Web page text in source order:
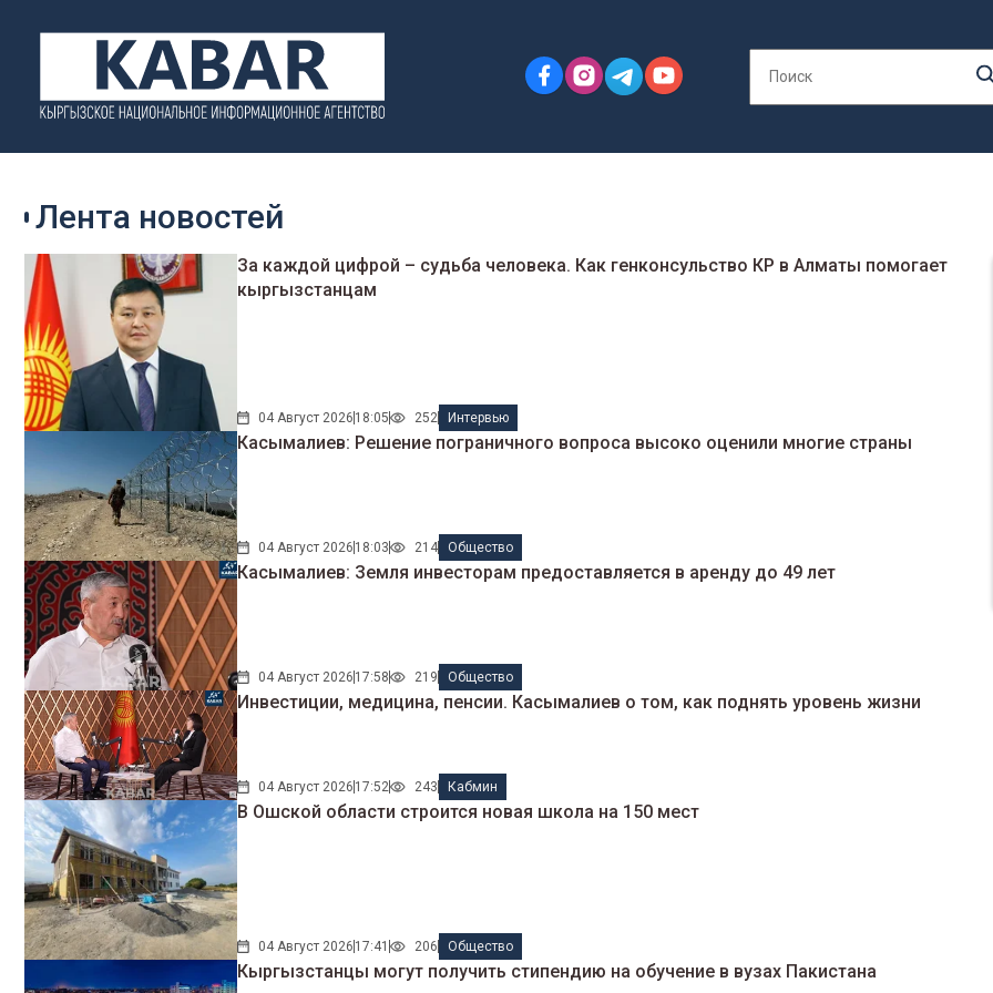
Лента новостей
За каждой цифрой – судьба человека. Как генконсульство КР в Алматы помогает
кыргызстанцам
04 Август 2026 18:05 252 Интервью
Касымалиев: Решение пограничного вопроса высоко оценили многие страны
04 Август 2026 18:03 214 Общество
Касымалиев: Земля инвесторам предоставляется в аренду до 49 лет
04 Август 2026 17:58 219 Общество
Инвестиции, медицина, пенсии. Касымалиев о том, как поднять уровень жизни
04 Август 2026 17:52 243 Кабмин
В Ошской области строится новая школа на 150 мест
04 Август 2026 17:41 206 Общество
Кыргызстанцы могут получить стипендию на обучение в вузах Пакистана